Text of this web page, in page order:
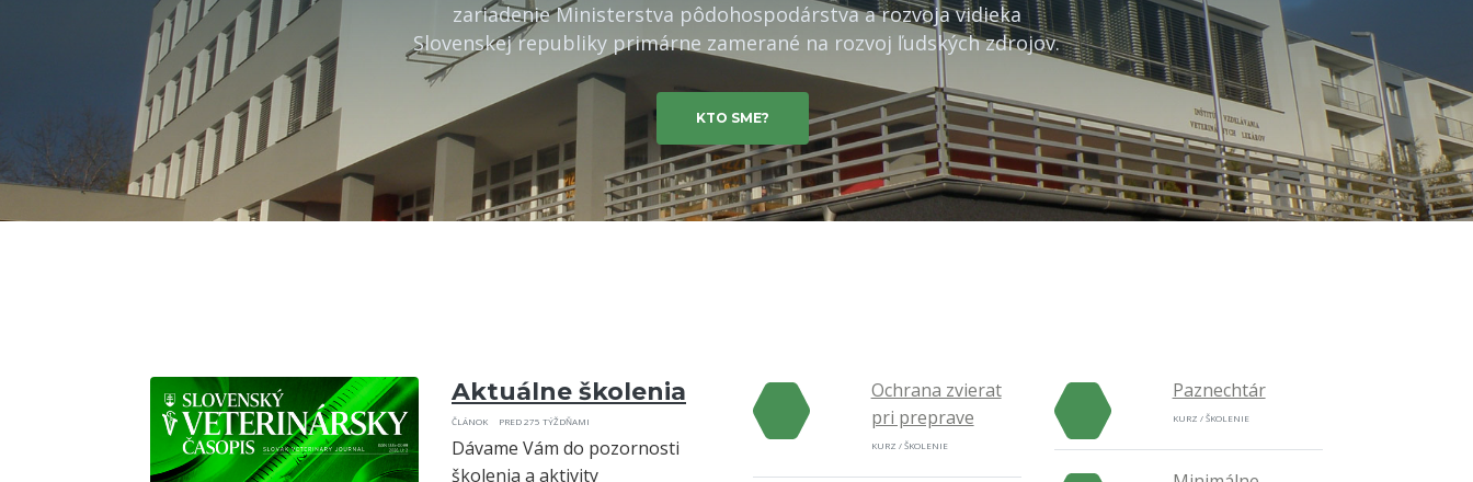
zariadenie Ministerstva pôdohospodárstva a rozvoja vidieka
Slovenskej republiky primárne zamerané na rozvoj ľudských zdrojov.
KTO SME?
Aktuálne školenia
ČLÁNOK PRED 275 TÝŽDŇAMI
Dávame Vám do pozornosti
školenia a aktivity
Ochrana zvierat
pri preprave
KURZ / ŠKOLENIE
Paznechtár
KURZ / ŠKOLENIE